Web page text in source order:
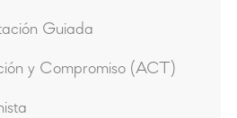
Guiada
y Compromiso (ACT)